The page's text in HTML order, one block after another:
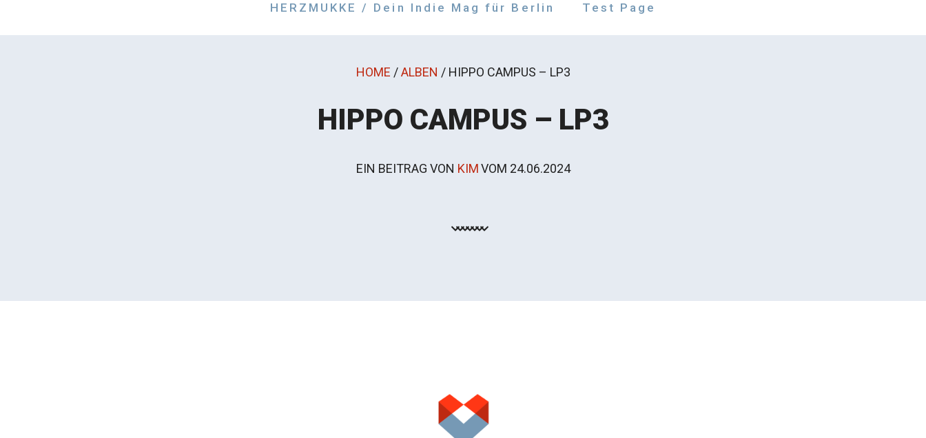
HERZMUKKE / Dein Indie Mag für Berlin Test Page
HOME / ALBEN /HIPPO CAMPUS – LP3
HIPPO CAMPUS – LP3
EIN BEITRAG VON KIMVOM 24.06.2024